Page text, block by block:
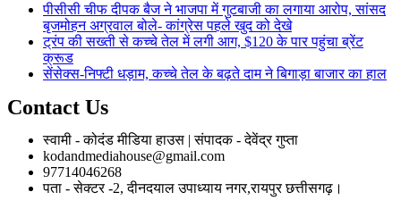
पीसीसी चीफ दीपक बैज ने भाजपा में गुटबाजी का लगाया आरोप, सांसद
बृजमोहन अग्रवाल बोले- कांग्रेस पहले खुद को देखे
ट्रंप की सख्ती से कच्चे तेल में लगी आग, $120 के पार पहुंचा ब्रेंट
क्रूड
सेंसेक्स-निफ्टी धड़ाम, कच्चे तेल के बढ़ते दाम ने बिगाड़ा बाजार का हाल
Contact Us
स्वामी - कोदंड मीडिया हाउस | संपादक - देवेंद्र गुप्ता
kodandmediahouse@gmail.com
97714046268
पता - सेक्टर -2, दीनदयाल उपाध्याय नगर,रायपुर छत्तीसगढ़।